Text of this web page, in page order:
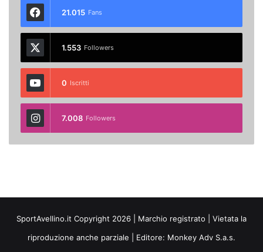
21.015 Fans
1.553 Followers
0 Iscritti
7.008 Followers
SportAvellino.it Copyright 2026 | Marchio registrato | Vietata la
riproduzione anche parziale | Editore: Monkey Adv S.a.s.